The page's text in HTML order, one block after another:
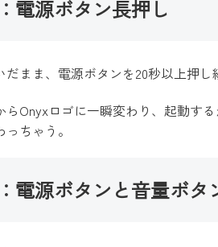
電源ボタン長押し
まま、電源ボタンを20秒以上押し
らOnyxロゴに一瞬変わり、起動す
ちゃう。
電源ボタンと音量ボタ